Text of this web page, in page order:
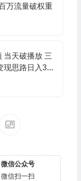
万流量破权重
当天破播放 三
现思路日入30
微信公众号
微信扫一扫